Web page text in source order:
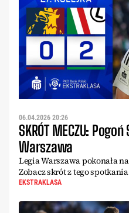
06.04.2026 20:26
SKRÓT MECZU:
Warszawa
Legia Warszawa pokonała
Zobacz skrót z tego
EKSTRAKLASA